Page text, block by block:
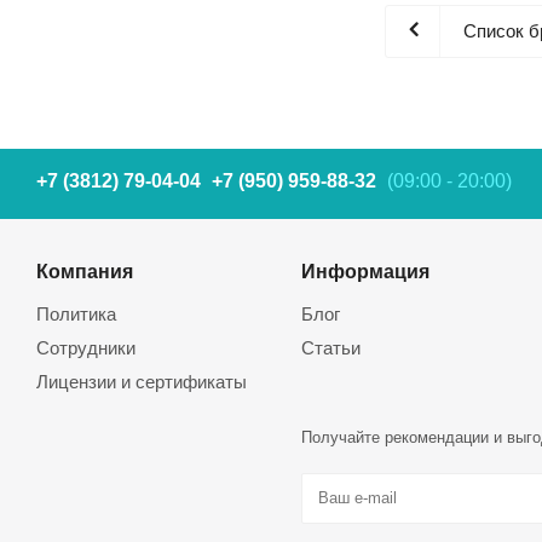
Список
+7 (3812) 79-04-04 +7 (950) 959-88-32 (09:00 - 20:00)
Компания
Политика
Сотрудники
Лицензии и сертификаты
Информация
Блог
Статьи
Получайте рекомендации и